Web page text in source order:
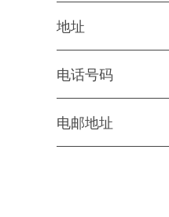
地址
电话号码
电邮地址